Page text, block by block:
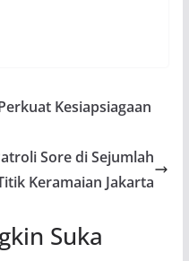
Kesiapsiagaan
Sore di Sejumlah
Keramaian Jakarta
Suka